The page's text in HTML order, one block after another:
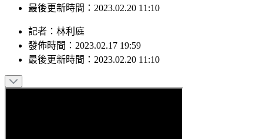
最後更新時間：2023.02.20 11:10
記者 ： 林利庭
發佈時間： 2023.02.17 19:59
最後更新時間： 2023.02.20 11:10